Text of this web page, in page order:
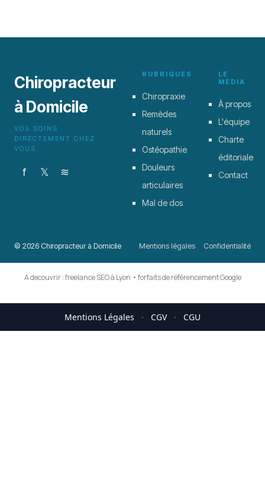
Chiropracteur
à Domicile
VOS SOINS
DIRECTEMENT CHEZ
VOUS
f 𝕏 ≋
RUBRIQUES
Chiropraxie
Remèdes
naturels
Ostéopathie
Douleurs
articulaires
Mal de dos
LE
MÉDIA
À propos
L'équipe
Charte
éditoriale
Contact
© 2026 Chiropracteur à Domicile Mentions légales Confidentialité
A decouvrir :freelance SEO à Lyon • forfaits de référencement Google
Mentions Légales · CGV · CGU